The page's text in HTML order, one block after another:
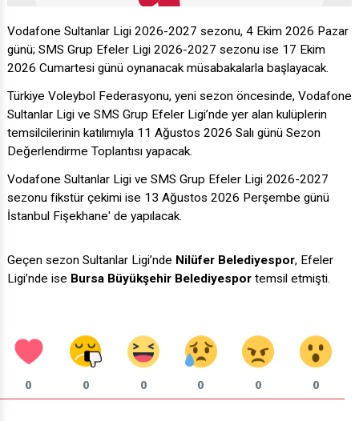
Vodafone Sultanlar Ligi 2026-2027 sezonu, 4 Ekim 2026 Pazar
günü; SMS Grup Efeler Ligi 2026-2027 sezonu ise 17 Ekim
2026 Cumartesi günü oynanacak müsabakalarla başlayacak.
Türkiye Voleybol Federasyonu, yeni sezon öncesinde, Vodafone
Sultanlar Ligi ve SMS Grup Efeler Ligi’nde yer alan kulüplerin
temsilcilerinin katılımıyla 11 Ağustos 2026 Salı günü Sezon
Değerlendirme Toplantısı yapacak.
Vodafone Sultanlar Ligi ve SMS Grup Efeler Ligi 2026-2027
sezonu fikstür çekimi ise 13 Ağustos 2026 Perşembe günü
İstanbul Fişekhane' de yapılacak.
Geçen sezon Sultanlar Ligi’nde Nilüfer Belediyespor, Efeler
Ligi’nde ise Bursa Büyükşehir Belediyespor temsil etmişti.
0 0 0 0 0 0